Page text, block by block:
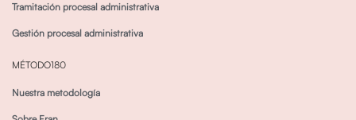
Tramitación procesal administrativa
Gestión procesal administrativa
MÉTODO180
Nuestra metodología